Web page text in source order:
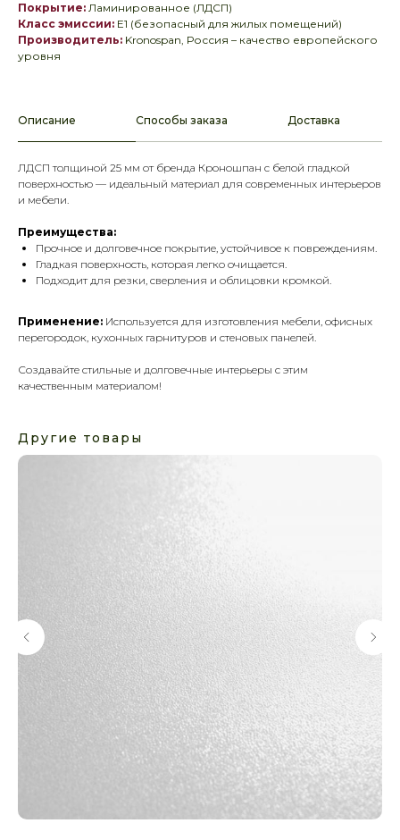
Покрытие: Ламинированное (ЛДСП)
Класс эмиссии: E1 (безопасный для жилых помещений)
Производитель: Kronospan, Россия – качество европейского
уровня
Описание Способы заказа Доставка
ЛДСП толщиной 25 мм от бренда Кроношпан с белой гладкой
поверхностью — идеальный материал для современных интерьеров
и мебели.
Преимущества:
Прочное и долговечное покрытие, устойчивое к повреждениям.
Гладкая поверхность, которая легко очищается.
Подходит для резки, сверления и облицовки кромкой.
Применение: Используется для изготовления мебели, офисных
перегородок, кухонных гарнитуров и стеновых панелей.
Создавайте стильные и долговечные интерьеры с этим
качественным материалом!
Другие товары